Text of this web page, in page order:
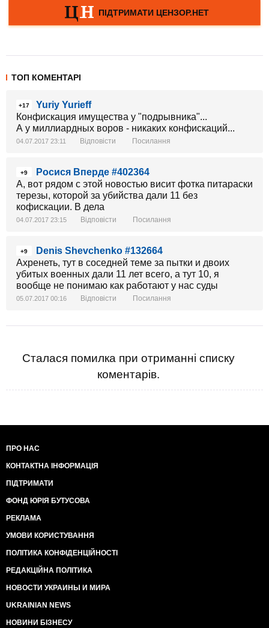
ТОП КОМЕНТАРІ
+17
Yuriy Yurieff
Конфискация имущества у "подрывника"...
А у миллиардных воров - никаких конфискаций...
04.07.2017 23:11 Відповісти Посилання
+9
Росися Вперде #402364
А, вот рядом с этой новостью висит фотка питараски
терезы, которой за убийства дали 11 без
кофискации. В дела
04.07.2017 23:15 Відповісти Посилання
+9
Denis Shevchenko #132664
Ахренеть, тут в соседней теме за пытки и двоих
убитых военных дали 11 лет всего, а тут 10, я
вообще не понимаю как работают у нас суды
05.07.2017 00:16 Відповісти Посилання
Сталася помилка при отриманні списку
коментарів.
ПРО НАС
КОНТАКТНА ІНФОРМАЦІЯ
ПІДТРИМАТИ
ФОНД ЮРІЯ БУТУСОВА
РЕКЛАМА
УМОВИ КОРИСТУВАННЯ
ПОЛІТИКА КОНФІДЕНЦІЙНОСТІ
РЕДАКЦІЙНА ПОЛІТИКА
НОВОСТИ УКРАИНЫ И МИРА
UKRAINIAN NEWS
НОВИНИ БІЗНЕСУ